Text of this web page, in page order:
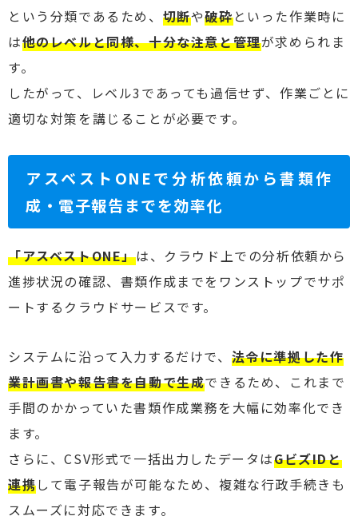
という分類であるため、 切断や破砕といった作業時に
は他のレベルと同様、十分な注意と管理が求められま
す。
したがって、レベル3であっても過信せず、作業ごとに
適切な対策を講じることが必要です。
アスベストONEで分析依頼から書類作
成・電子報告までを効率化
「アスベストONE」は、クラウド上での分析依頼から
進捗状況の確認、書類作成までをワンストップでサポ
ートするクラウドサービスです。
システムに沿って入力するだけで、 法令に準拠した作
業計画書や報告書を自動で生成できるため、これまで
手間のかかっていた書類作成業務を大幅に効率化でき
ます。
さらに、CSV形式で一括出力したデータはGビズIDと
連携して電子報告が可能なため、複雑な行政手続きも
スムーズに対応できます。